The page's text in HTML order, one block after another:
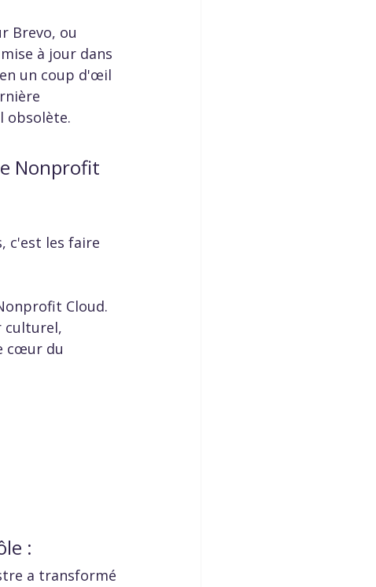
Brevo, ou
à jour dans
un coup d'œil
obsolète.
Nonprofit
c'est les faire
Cloud.
culturel,
cœur du
:
a transformé